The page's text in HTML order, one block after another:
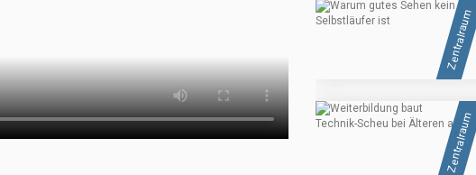
Zentralraum
Zentralraum